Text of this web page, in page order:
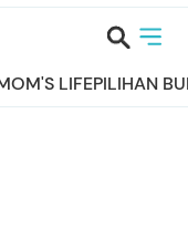
LIFEPILIHAN